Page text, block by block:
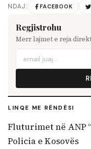
NDAJ: FACEBOOK
Regjistrohu
Merr lajmet e reja
LINQE ME RËNDËSI
Fluturimet në ANP
Policia e Kosovës